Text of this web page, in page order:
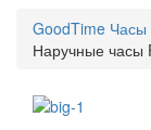
GoodTime
Наручные часы